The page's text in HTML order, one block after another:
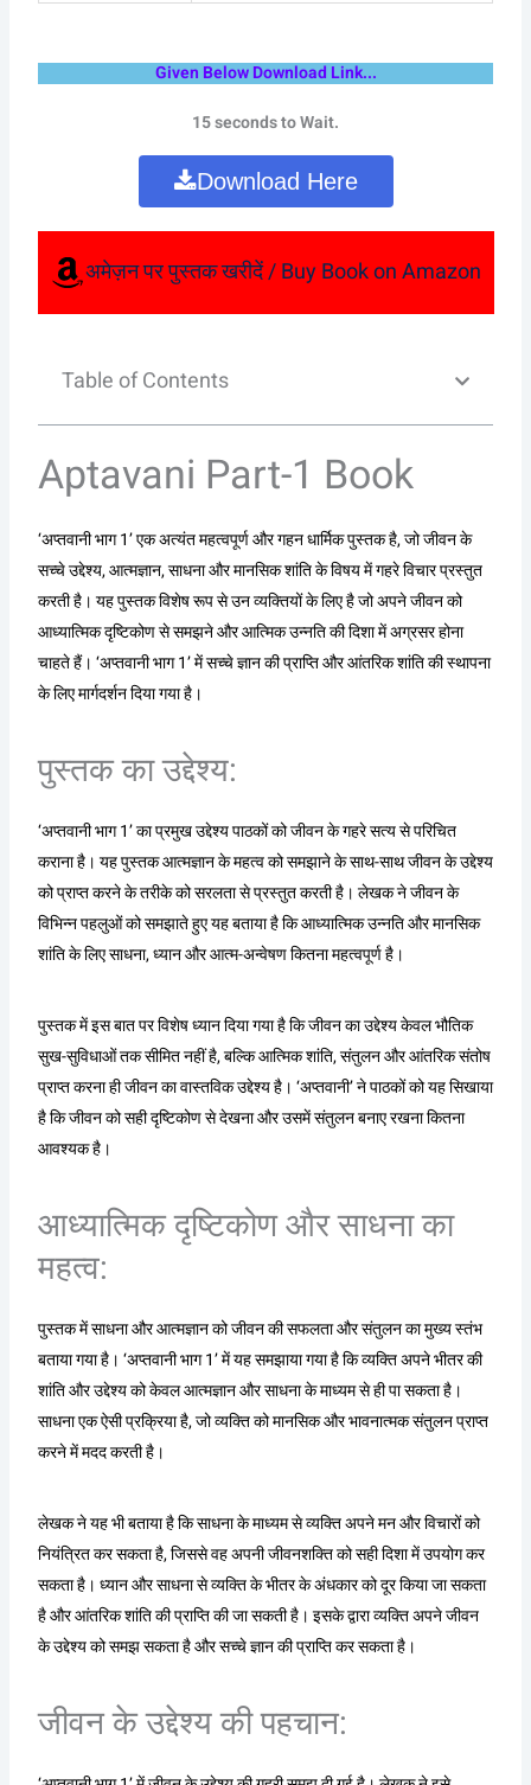
Given Below Download Link...
15 seconds to Wait.
Download Here
अमेज़न पर पुस्तक खरीदें / Buy Book on Amazon
Table of Contents
Aptavani Part-1 Book
‘अप्तवानी भाग 1’ एक अत्यंत महत्वपूर्ण और गहन धार्मिक पुस्तक है, जो जीवन के
सच्चे उद्देश्य, आत्मज्ञान, साधना और मानसिक शांति के विषय में गहरे विचार प्रस्तुत
करती है। यह पुस्तक विशेष रूप से उन व्यक्तियों के लिए है जो अपने जीवन को
आध्यात्मिक दृष्टिकोण से समझने और आत्मिक उन्नति की दिशा में अग्रसर होना
चाहते हैं। ‘अप्तवानी भाग 1’ में सच्चे ज्ञान की प्राप्ति और आंतरिक शांति की स्थापना
के लिए मार्गदर्शन दिया गया है।
पुस्तक का उद्देश्य:
‘अप्तवानी भाग 1’ का प्रमुख उद्देश्य पाठकों को जीवन के गहरे सत्य से परिचित
कराना है। यह पुस्तक आत्मज्ञान के महत्व को समझाने के साथ-साथ जीवन के उद्देश्य
को प्राप्त करने के तरीके को सरलता से प्रस्तुत करती है। लेखक ने जीवन के
विभिन्न पहलुओं को समझाते हुए यह बताया है कि आध्यात्मिक उन्नति और मानसिक
शांति के लिए साधना, ध्यान और आत्म-अन्वेषण कितना महत्वपूर्ण है।
पुस्तक में इस बात पर विशेष ध्यान दिया गया है कि जीवन का उद्देश्य केवल भौतिक
सुख-सुविधाओं तक सीमित नहीं है, बल्कि आत्मिक शांति, संतुलन और आंतरिक संतोष
प्राप्त करना ही जीवन का वास्तविक उद्देश्य है। ‘अप्तवानी’ ने पाठकों को यह सिखाया
है कि जीवन को सही दृष्टिकोण से देखना और उसमें संतुलन बनाए रखना कितना
आवश्यक है।
आध्यात्मिक दृष्टिकोण और साधना का
महत्व:
पुस्तक में साधना और आत्मज्ञान को जीवन की सफलता और संतुलन का मुख्य स्तंभ
बताया गया है। ‘अप्तवानी भाग 1’ में यह समझाया गया है कि व्यक्ति अपने भीतर की
शांति और उद्देश्य को केवल आत्मज्ञान और साधना के माध्यम से ही पा सकता है।
साधना एक ऐसी प्रक्रिया है, जो व्यक्ति को मानसिक और भावनात्मक संतुलन प्राप्त
करने में मदद करती है।
लेखक ने यह भी बताया है कि साधना के माध्यम से व्यक्ति अपने मन और विचारों को
नियंत्रित कर सकता है, जिससे वह अपनी जीवनशक्ति को सही दिशा में उपयोग कर
सकता है। ध्यान और साधना से व्यक्ति के भीतर के अंधकार को दूर किया जा सकता
है और आंतरिक शांति की प्राप्ति की जा सकती है। इसके द्वारा व्यक्ति अपने जीवन
के उद्देश्य को समझ सकता है और सच्चे ज्ञान की प्राप्ति कर सकता है।
जीवन के उद्देश्य की पहचान: